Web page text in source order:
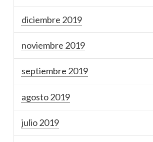
diciembre 2019
noviembre 2019
septiembre 2019
agosto 2019
julio 2019